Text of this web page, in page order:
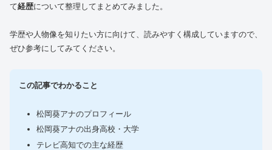
て経歴について整理してまとめてみました。
学歴や人物像を知りたい方に向けて、読みやすく構成していますので、
ぜひ参考にしてみてください。
この記事でわかること
松岡葵アナのプロフィール
松岡葵アナの出身高校・大学
テレビ高知での主な経歴